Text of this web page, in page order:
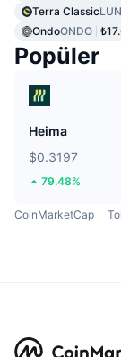
Terra Classic
OndoONDO
Popüler
Heima
$0.3197
79.48%
CoinMarketCap